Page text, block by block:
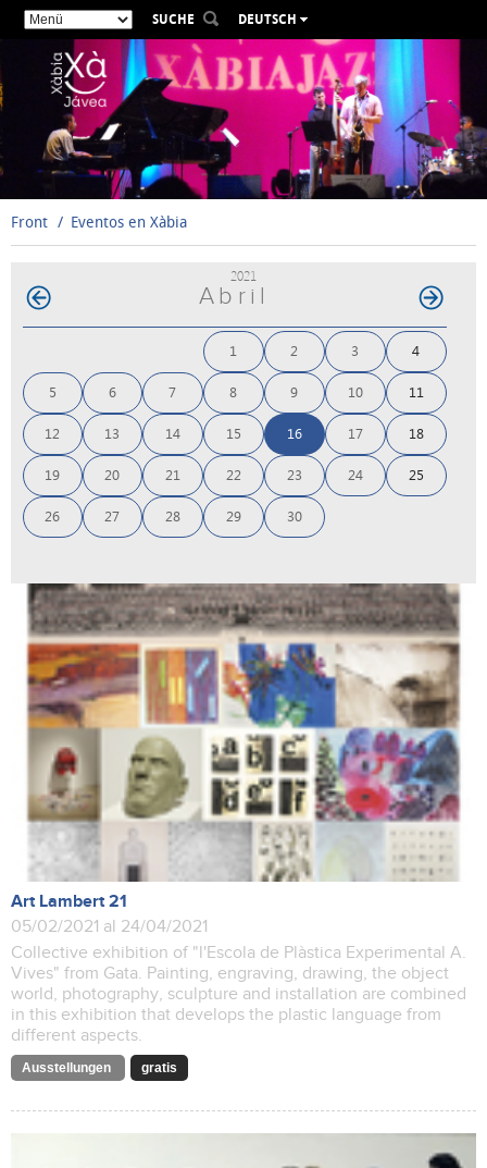
SUCHE
DEUTSCH
ESPAÑOL
VALENCIÀ
FRANÇAIS
РУССКИЙ
Front Eventos en Xàbia
2021
Abril
1 2 3 4
5 6 7 8 9 10 11
12 13 14 15 16 17 18
19 20 21 22 23 24 25
26 27 28 29 30
Art Lambert 21
05/02/2021 al 24/04/2021
Collective exhibition of "l'Escola de Plàstica Experimental A.
Vives" from Gata. Painting, engraving, drawing, the object
world, photography, sculpture and installation are combined
in this exhibition that develops the plastic language from
different aspects.
Ausstellungen gratis